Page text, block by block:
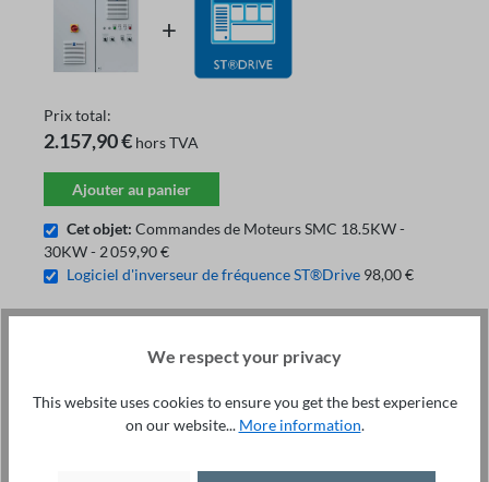
Prix ​​total:
2.157,90 € hors TVA
Ajouter au panier
Cet objet: Commandes de Moteurs SMC 18.5KW -
30KW - 2 059,90 €
Logiciel d'inverseur de fréquence ST®Drive 98,00 €
Service technique +49 421 277 9999
We respect your privacy
This website uses cookies to ensure you get the best experience
on our website... More information.